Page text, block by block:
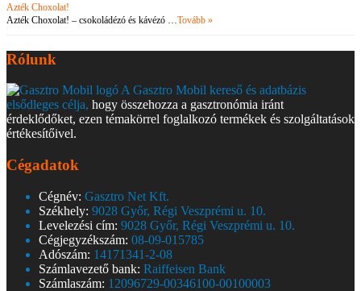
Azték Choxolat!
Azték Choxolat! – csokoládézó és kávézó …Tovább »
Rólunk
A Gasztro Mobil kereső és adatbázis
elsődleges célja, hogy összehozza a gasztronómia iránt
érdeklődőket, ezen témakörrel foglalkozó termékek és szolgáltatások
értékesítőivel.
Cégadatok
Cégnév: Gasztro Net Kft.
Székhely: 9028 Győr, Régi Veszprémi u. 10.
Levelezési cím: 9028 Győr, Régi Veszprémi u. 10.
Cégjegyzékszám: 08-09-015785
Adószám: 14171341-2-08
Számlavezető bank: Raiffeisen Bank
Számlaszám: 12096729-00346100-00100003